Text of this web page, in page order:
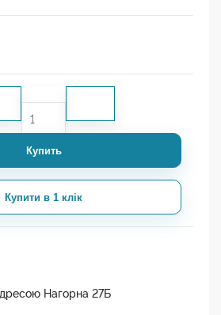
Купить
Купити в 1 клік
Нагорна 27Б